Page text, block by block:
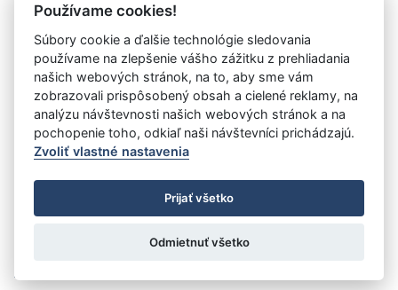
Návrat späť
Vystavil:METRO Bratislava a.s.
Úrad vlády SR
- Všetky práva vyhradené
Prehlásenie o prístupnosti
Zmluvy do 31.12.2010
Nastavenia cookies
: Aglo Solutions
Používame cookies!
Súbory cookie a ďalšie technológie sledovania
používame na zlepšenie vášho zážitku z prehliadania
našich webových stránok, na to, aby sme vám
zobrazovali prispôsobený obsah a cielené reklamy, na
analýzu návštevnosti našich webových stránok a na
pochopenie toho, odkiaľ naši návštevníci prichádzajú.
Zvoliť vlastné nastavenia
Prijať všetko
Odmietnuť všetko